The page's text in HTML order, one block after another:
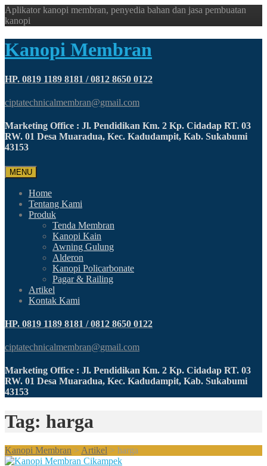
Aplikator kanopi membran, penyedia bahan dan jasa pembuatan
kanopi
Kanopi Membran
HP. 0819 1189 8181 / 0812 8650 0122
ciptatechnicalmembran@gmail.com
Marketing Office : Jl. Pendidikan Km. 2 Kp. Cidadap RT. 03
RW. 01 Desa Muaradua, Kec. Kadudampit, Kab. Sukabumi
43153
MENU
Home
Tentang Kami
Produk
Tenda Membran
Kanopi Kain
Awning Gulung
Alderon
Kanopi Policarbonate
Pagar & Railing
Artikel
Kontak Kami
HP. 0819 1189 8181 / 0812 8650 0122
ciptatechnicalmembran@gmail.com
Marketing Office : Jl. Pendidikan Km. 2 Kp. Cidadap RT. 03
RW. 01 Desa Muaradua, Kec. Kadudampit, Kab. Sukabumi
43153
Tag: harga
Kanopi Membran > Artikel > harga